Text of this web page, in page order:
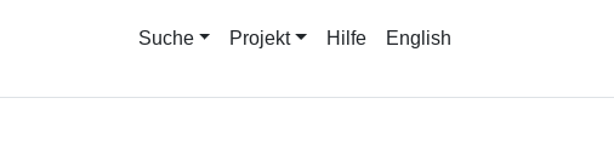
Suche Projekt Hilfe English